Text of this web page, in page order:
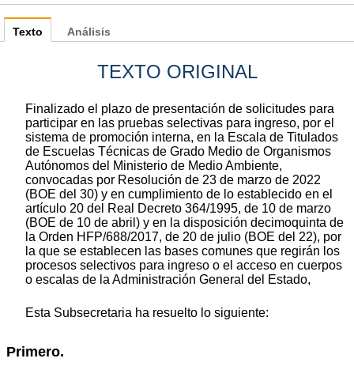
Texto
TEXTO ORIGINAL
Finalizado el plazo de presentación de solicitudes para
participar en las pruebas selectivas para ingreso, por el
sistema de promoción interna, en la Escala de Titulados
de Escuelas Técnicas de Grado Medio de Organismos
Autónomos del Ministerio de Medio Ambiente,
convocadas por Resolución de 23 de marzo de 2022
(BOE del 30) y en cumplimiento de lo establecido en el
artículo 20 del Real Decreto 364/1995, de 10 de marzo
(BOE de 10 de abril) y en la disposición decimoquinta de
la Orden HFP/688/2017, de 20 de julio (BOE del 22), por
la que se establecen las bases comunes que regirán los
procesos selectivos para ingreso o el acceso en cuerpos
o escalas de la Administración General del Estado,
Esta Subsecretaria ha resuelto lo siguiente:
Primero.
Análisis